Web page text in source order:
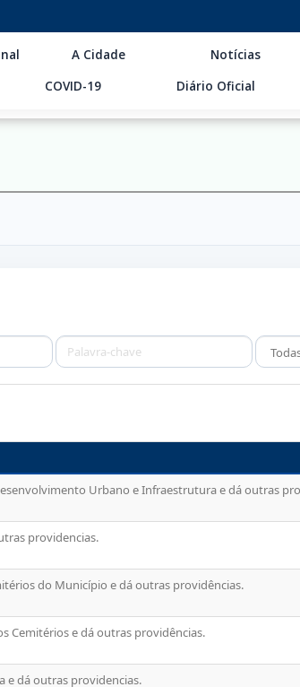
A Cidade Notícias
COVID-19 Diário Oficial